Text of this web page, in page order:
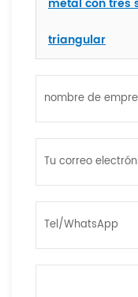
triangular